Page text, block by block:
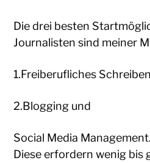
Die drei besten
Journalisten sind meiner
1.Freiberufliches
2.Blogging und
Social Media Management.
Diese erfordern wenig bis